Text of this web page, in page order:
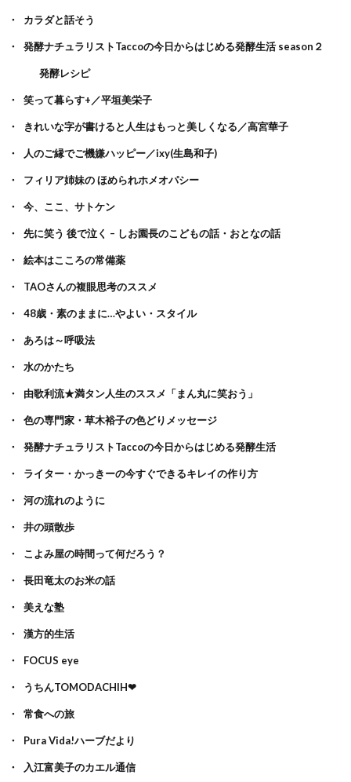
カラダと話そう
発酵ナチュラリストTaccoの今日からはじめる発酵生活 season２
発酵レシピ
笑って暮らす+／平垣美栄子
きれいな字が書けると人生はもっと美しくなる／高宮華子
人のご縁でご機嫌ハッピー／ixy(生島和子)
フィリア姉妹の ほめられホメオパシー
今、ここ、サトケン
先に笑う 後で泣く – しお園長のこどもの話・おとなの話
絵本はこころの常備薬
TAOさんの複眼思考のススメ
48歳・素のままに…やよい・スタイル
あろは～呼吸法
水のかたち
由歌利流★満タン人生のススメ「まん丸に笑おう」
色の専門家・草木裕子の色どりメッセージ
発酵ナチュラリストTaccoの今日からはじめる発酵生活
ライター・かっきーの今すぐできるキレイの作り方
河の流れのように
井の頭散歩
こよみ屋の時間って何だろう？
長田竜太のお米の話
美えな塾
漢方的生活
FOCUS eye
うちんTOMODACHIH❤
常食への旅
Pura Vida!ハーブだより
入江富美子のカエル通信